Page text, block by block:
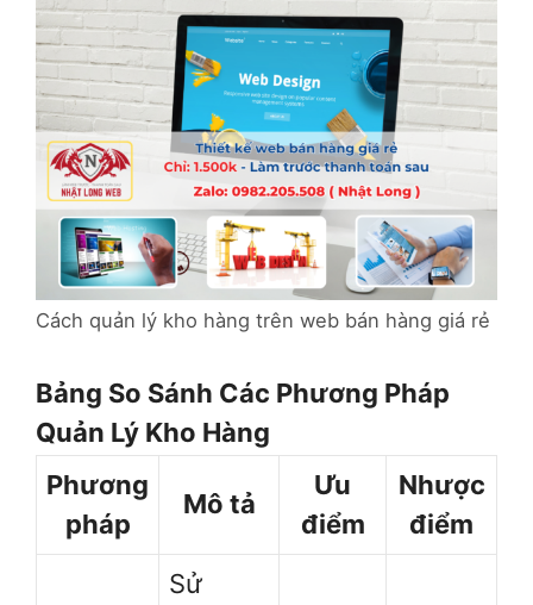
Cách quản lý kho hàng trên web bán hàng giá rẻ
Bảng So Sánh Các Phương Pháp
Quản Lý Kho Hàng
Phương
pháp
Mô tả
Ưu
điểm
Nhược
điểm
Sử